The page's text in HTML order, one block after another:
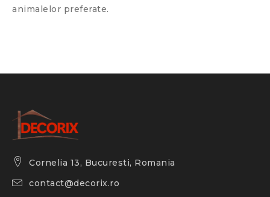
animalelor preferate.
Cornelia 13, Bucuresti, Romania
contact@decorix.ro